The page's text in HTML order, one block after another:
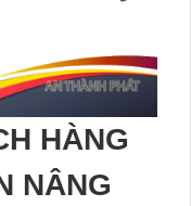
HÀNG
NÂNG